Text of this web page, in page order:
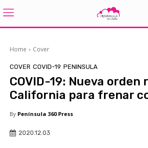
Home Cover
COVER COVID-19 PENINSULA
COVID-19: Nueva orden
California para frenar
By Península 360 Press
2020.12.03